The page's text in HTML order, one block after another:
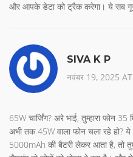
और आपके डेटा को ट्रैक करेगा। ये सब
SIVA K P
नवंबर 19, 2025
65W चार्जिंग? अरे भाई, तुम्हारा फोन
अभी तक 45W वाला फोन चला रहे हो? ये
5000mAh की बैटरी लेकर आता है, तो